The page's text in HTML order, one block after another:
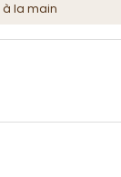
à la main